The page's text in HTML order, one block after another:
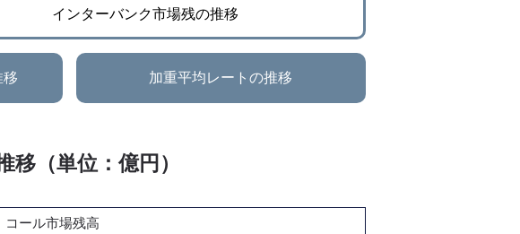
インターバンク市場残の推移
移 加重平均レートの推移
（単位：億円）
ル市場残高